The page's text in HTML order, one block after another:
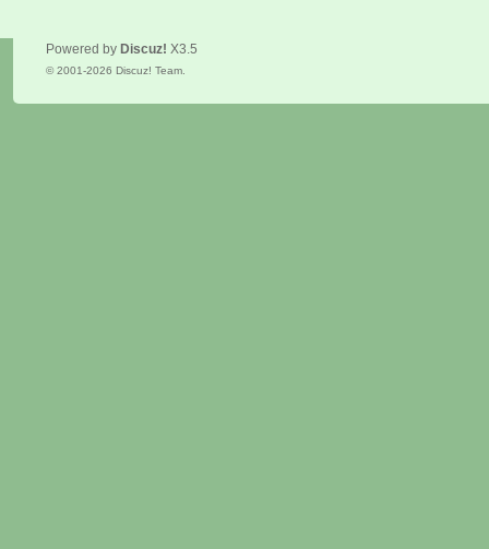
Powered by Discuz! X3.5
© 2001-2026 Discuz! Team